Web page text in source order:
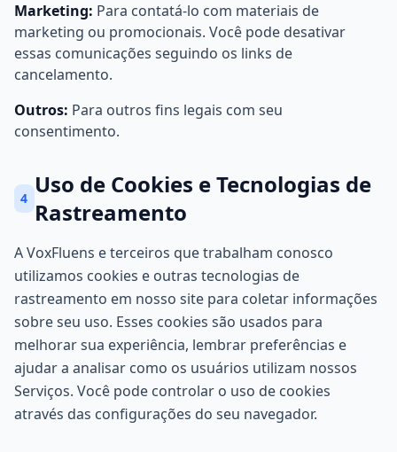
Marketing: Para contatá-lo com materiais de
marketing ou promocionais. Você pode desativar
essas comunicações seguindo os links de
cancelamento.
Outros: Para outros fins legais com seu
consentimento.
4 Uso de Cookies e Tecnologias de
Rastreamento
A VoxFluens e terceiros que trabalham conosco
utilizamos cookies e outras tecnologias de
rastreamento em nosso site para coletar informações
sobre seu uso. Esses cookies são usados para
melhorar sua experiência, lembrar preferências e
ajudar a analisar como os usuários utilizam nossos
Serviços. Você pode controlar o uso de cookies
através das configurações do seu navegador.